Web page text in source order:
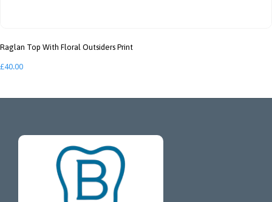
Raglan Top With Floral Outsiders Print
£40.00